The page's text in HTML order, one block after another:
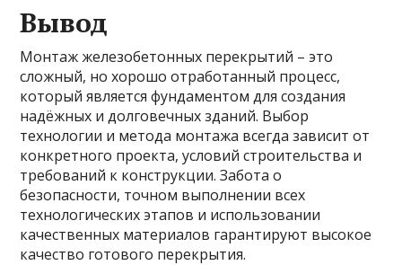
Вывод
Монтаж железобетонных перекрытий – это
сложный, но хорошо отработанный процесс,
который является фундаментом для создания
надёжных и долговечных зданий. Выбор
технологии и метода монтажа всегда зависит от
конкретного проекта, условий строительства и
требований к конструкции. Забота о
безопасности, точном выполнении всех
технологических этапов и использовании
качественных материалов гарантируют высокое
качество готового перекрытия.